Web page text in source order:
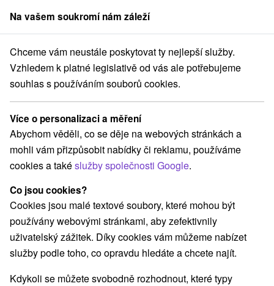
člen skupinySorger
Nitriansky kraj Prašice Rekreačná chata Duchonka Prašice
Rekreačná chata Duchonka Prašice
Prašice
REZERVACE A VÝBĚR POBYTU
Kontaktujte přímo ubytovatele.
Navigovat do místa
O ZAŘÍZENÍ VYBAVENÍ
Na vašem soukromí nám záleží
Chceme vám neustále poskytovat ty nejlepší služby.
Vzhledem k platné legislativě od vás ale potřebujeme
souhlas s používáním souborů cookies.
Více o personalizaci a měření
Abychom věděli, co se děje na webových stránkách a
mohli vám přizpůsobit nabídky či reklamu, používáme
cookies a takéslužby společnosti Google.
Co jsou cookies?
Cookies jsou malé textové soubory, které mohou být
používány webovými stránkami, aby zefektivnily
uživatelský zážitek. Díky cookies vám můžeme nabízet
služby podle toho, co opravdu hledáte a chcete najít.
Kdykoli se můžete svobodně rozhodnout, které typy